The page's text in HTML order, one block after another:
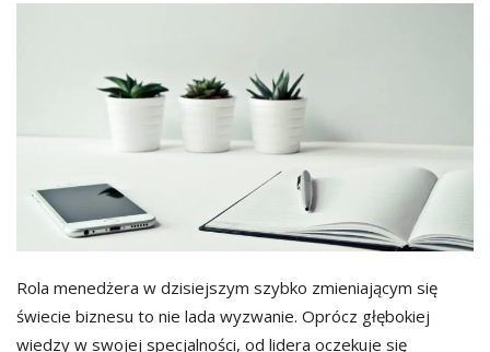
Rola menedżera w dzisiejszym szybko zmieniającym się
świecie biznesu to nie lada wyzwanie. Oprócz głębokiej
wiedzy w swojej specjalności, od lidera oczekuje się